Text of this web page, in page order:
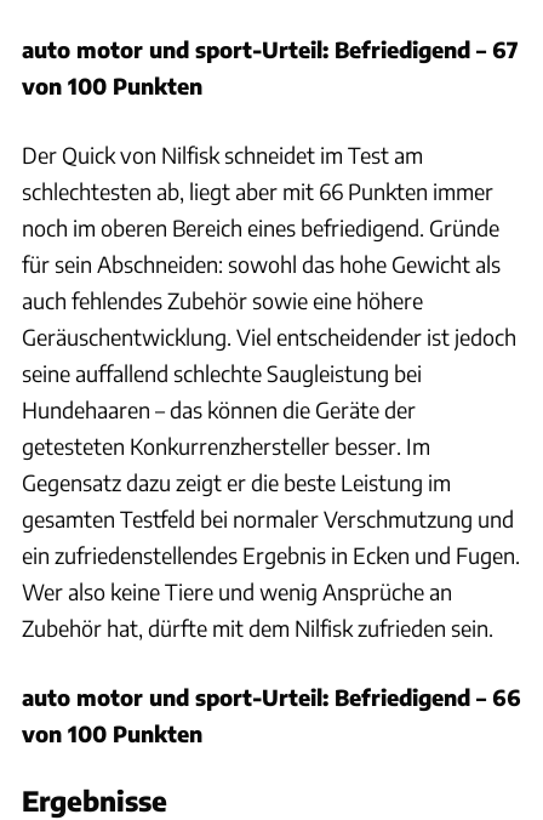
auto motor und sport-Urteil: Befriedigend – 67
von 100 Punkten
Der Quick von Nilfisk schneidet im Test am
schlechtesten ab, liegt aber mit 66 Punkten immer
noch im oberen Bereich eines befriedigend. Gründe
für sein Abschneiden: sowohl das hohe Gewicht als
auch fehlendes Zubehör sowie eine höhere
Geräuschentwicklung. Viel entscheidender ist jedoch
seine auffallend schlechte Saugleistung bei
Hundehaaren – das können die Geräte der
getesteten Konkurrenzhersteller besser. Im
Gegensatz dazu zeigt er die beste Leistung im
gesamten Testfeld bei normaler Verschmutzung und
ein zufriedenstellendes Ergebnis in Ecken und Fugen.
Wer also keine Tiere und wenig Ansprüche an
Zubehör hat, dürfte mit dem Nilfisk zufrieden sein.
auto motor und sport-Urteil: Befriedigend – 66
von 100 Punkten
Ergebnisse